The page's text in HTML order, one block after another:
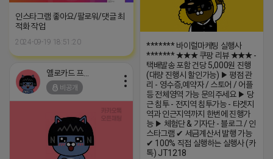
인스타그램 좋아요/팔로워/댓글 최
적화 작업
2024-09-19 18:51:20
******* 바이럴마케팅 실행사
******* ★★★ 쿠팡 리뷰 ★★★ -
택배발송 포함 건당 5,000원 진행
(대량 진행시 할인가능) ▶ 평점 관
리 - 영수증,예약자 / 스토어 / 어플
등 전체영역 가능 문의주세요 ▶ 당
근 침투 - 전지역 침투가능 - 타겟지
역과 인근지역까지 한번에 진행가
능 ▶ 체험단 & 기자단 - 블로그 / 인
스타그램 ✔ 세금계산서 발행 가능
✔ 100% 직접 실행하는 실행사 (카
톡) JT1218
옐로카드 프로도
비공개